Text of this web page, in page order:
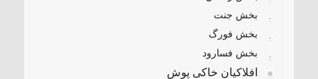
بخش جنت
بخش فورگ
بخش فسارود
افلاکیان خاکی پوش